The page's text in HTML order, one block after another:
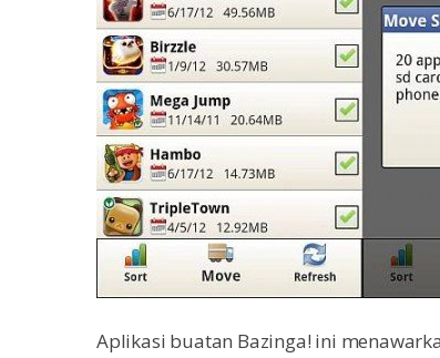
Aplikasi buatan Bazinga! ini